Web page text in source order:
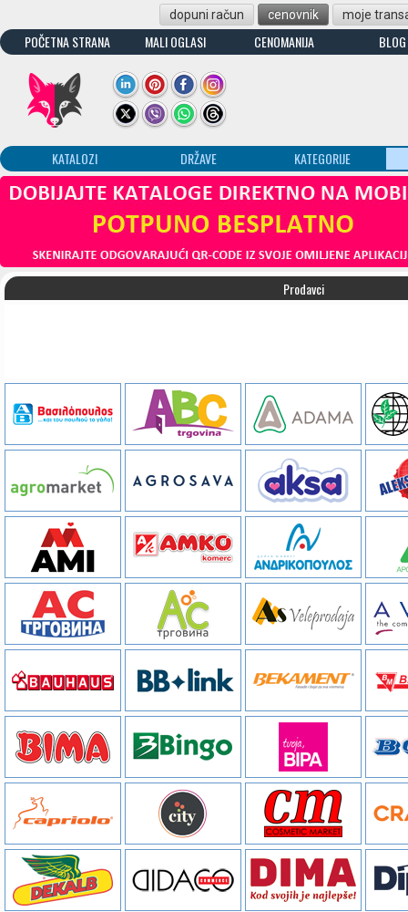
dopuni račun cenovnik moje
POČETNA STRANA MALI OGLASI CENOMANIJA BLOG
KATALOZI DRŽAVE KATEGORIJE
Prodavci